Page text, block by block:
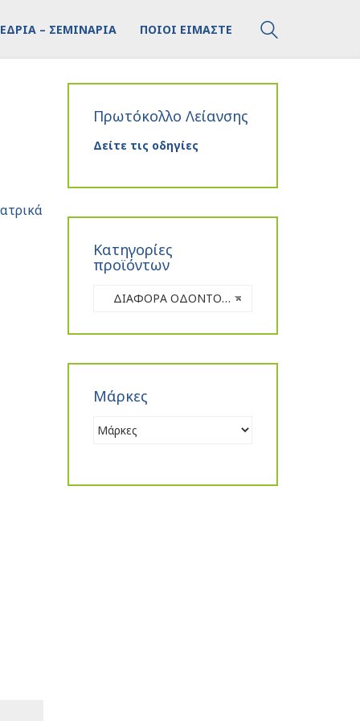
– ΣΕΜΙΝΑΡΙΑ ΠΟΙΟΙ ΕΙΜΑΣΤΕ
Πρωτόκολλο Λείανσης
Δείτε τις οδηγίες
Κατηγορίες
προϊόντων
×
ΔΙΑΦΟΡΑ ΟΔΟΝΤΟΤΕΧΝΙΚΑ
Μάρκες